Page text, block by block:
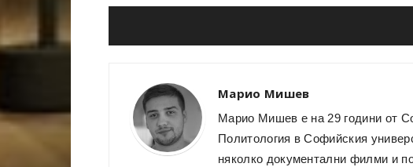
Марио Мишев
Марио Мишев е на 29 години от
Политология в Софийския
няколко документални филми и